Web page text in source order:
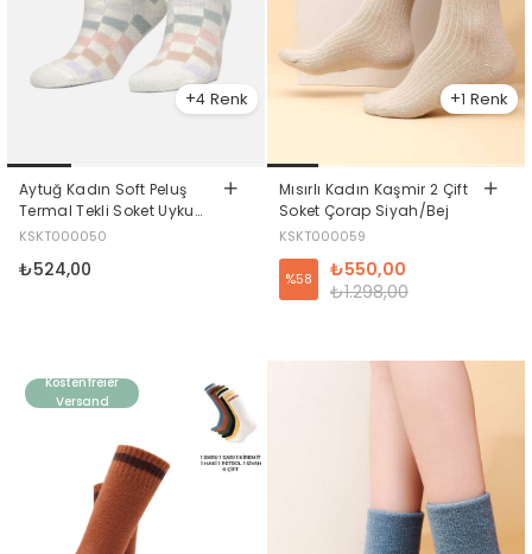
4
Aytuğ Kadın Soft Peluş
Termal Tekli Soket Uyku
Çorabı Ekru
KSKT000050
₺524,00
1
Mısırlı Kadın Kaşmir 2 Çift
Soket Çorap Siyah/Bej
KSKT000059
₺550,00
%58
₺1.298,00
Kostenfreier
Versand